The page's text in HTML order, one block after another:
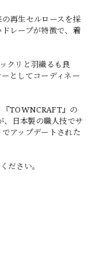
再生セルロースを採
レープが特徴で、着
クリと羽織るも良
としてコーディネー
TOWNCRAFT』の
、日本製の職人技でサ
アップデートされた
ださい。